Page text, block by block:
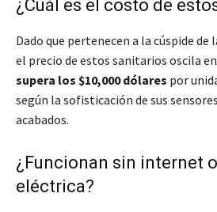
¿Cuál es el costo de
Dado que pertenecen a la cúspide
el precio de estos sanitarios oscila
supera los $10,000 dólares por
según la sofisticación de sus
acabados.
¿Funcionan sin internet
eléctrica?